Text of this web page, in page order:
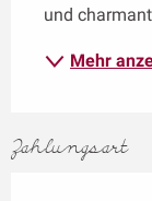
und
Mehr
Zahlungsart